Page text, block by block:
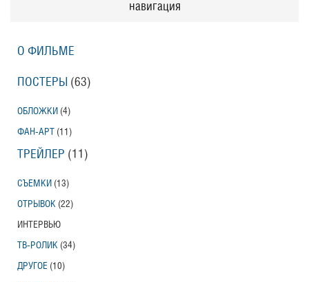
навигация
О ФИЛЬМЕ
ПОСТЕРЫ (63)
ОБЛОЖКИ (4)
ФАН-АРТ (11)
ТРЕЙЛЕР (11)
СЪЕМКИ (13)
ОТРЫВОК (22)
ИНТЕРВЬЮ
ТВ-РОЛИК (34)
ДРУГОЕ (10)